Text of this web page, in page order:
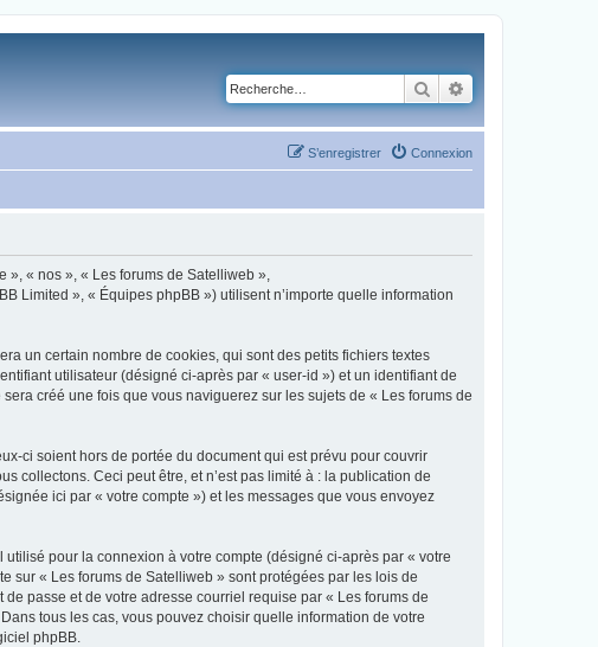
Rechercher
Connexion
S’enregistrer
« nos », « Les forums de Satelliweb »,
Limited », « Équipes phpBB ») utilisent n’importe quelle information
un certain nombre de cookies, qui sont des petits fichiers textes
utilisateur (désigné ci-après par « user-id ») et un identifiant de
créé une fois que vous naviguerez sur les sujets de « Les forums de
ci soient hors de portée du document qui est prévu pour couvrir
collectons. Ceci peut être, et n’est pas limité à : la publication de
ici par « votre compte ») et les messages que vous envoyez
pour la connexion à votre compte (désigné ci-après par « votre
sur « Les forums de Satelliweb » sont protégées par les lois de
passe et de votre adresse courriel requise par « Les forums de
tous les cas, vous pouvez choisir quelle information de votre
phpBB.